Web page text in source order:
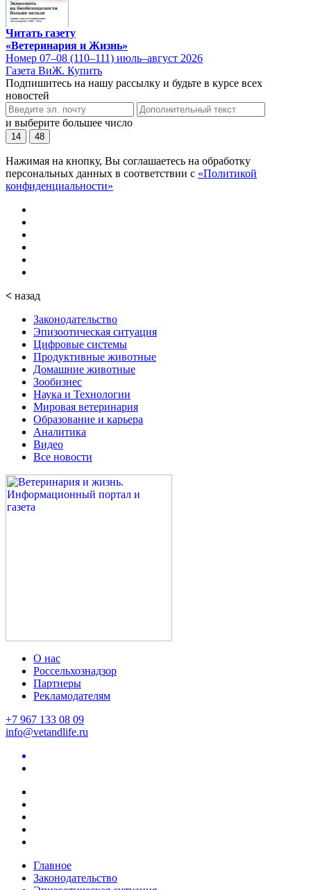
Читать газету
«Ветеринария и Жизнь»
Номер 07–08 (110–111) июль–август 2026
Газета ВиЖ. Купить
Подпишитесь на нашу рассылку и будьте в курсе всех
новостей
и выберите большее число
14 48
Нажимая на кнопку, Вы соглашаетесь на обработку
персональных данных в соответствии с «Политикой
конфиденциальности»
< назад
Законодательство
Эпизоотическая ситуация
Цифровые системы
Продуктивные животные
Домашние животные
Зообизнес
Наука и Технологии
Мировая ветеринария
Образование и карьера
Аналитика
Видео
Все новости
О нас
Россельхознадзор
Партнеры
Рекламодателям
+7 967 133 08 09
info@vetandlife.ru
Главное
Законодательство